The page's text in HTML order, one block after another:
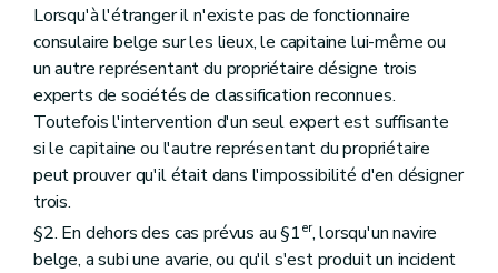
Lorsqu'à l'étranger il n'existe pas de fonctionnaire
consulaire belge sur les lieux, le capitaine lui-même ou
un autre représentant du propriétaire désigne trois
experts de sociétés de classification reconnues.
Toutefois l'intervention d'un seul expert est suffisante
si le capitaine ou l'autre représentant du propriétaire
peut prouver qu'il était dans l'impossibilité d'en désigner
trois.
§2. En dehors des cas prévus au §1er, lorsqu'un navire
belge, a subi une avarie, ou qu'il s'est produit un incident